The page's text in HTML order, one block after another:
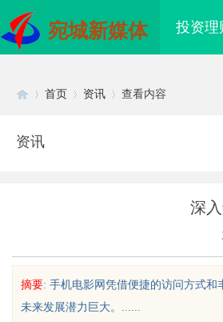
宛城新媒体 投资理
首页 资讯 查看内容
资讯
深
摘要: 手机电影网凭借便捷的访问方式
未来发展潜力巨大。......